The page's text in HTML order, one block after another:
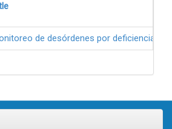
de desórdenes por deficiencia